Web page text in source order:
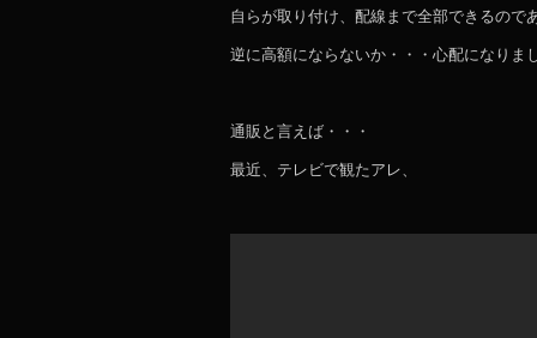
自らが取り付け、配線まで全部できるので
逆に高額にならないか・・・心配になりまし
通販と言えば・・・
最近、テレビで観たアレ、